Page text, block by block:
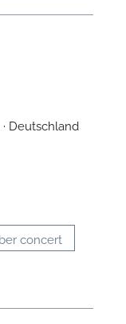
Deutschland
concert